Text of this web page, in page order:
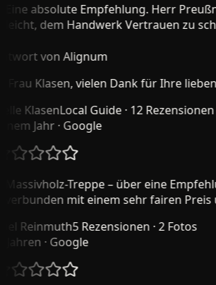
absolute Empfehlung. Herr
dem Handwerk Vertrauen zu
von Alignum
Klasen, vielen Dank für Ihre lieben
KlasenLocal Guide · 12 Rezensionen ·
Jahr· Google
Treppe – über eine
mit einem sehr fairen Preis
Reinmuth5 Rezensionen · 2 Fotos
· Google